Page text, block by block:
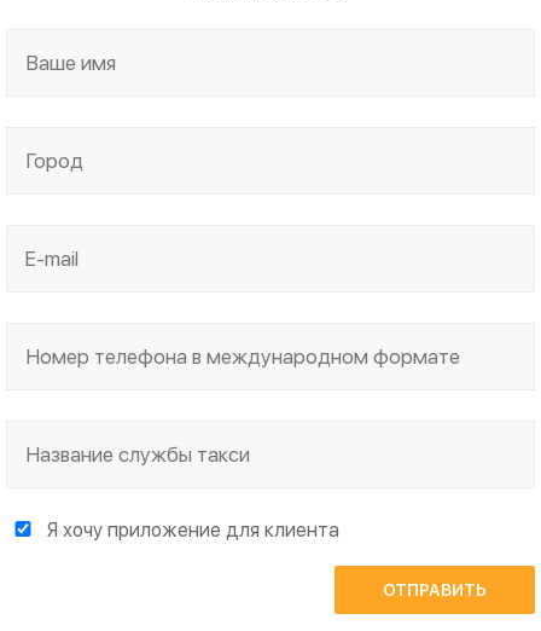
Я хочу приложение для клиента
ОТПРАВИТЬ